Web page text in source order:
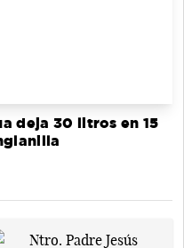
deja 30 litros en 15